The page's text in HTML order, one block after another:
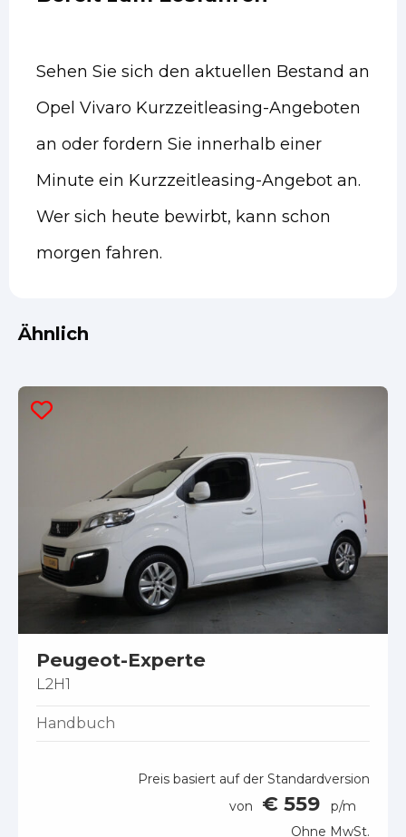
Sehen Sie sich den aktuellen Bestand an
Opel Vivaro Kurzzeitleasing-Angeboten
an oder fordern Sie innerhalb einer
Minute ein Kurzzeitleasing-Angebot an.
Wer sich heute bewirbt, kann schon
morgen fahren.
Ähnlich
Peugeot-Experte
L2H1
Handbuch
Preis basiert auf der Standardversion
von
€ 559
p/m
Ohne MwSt.